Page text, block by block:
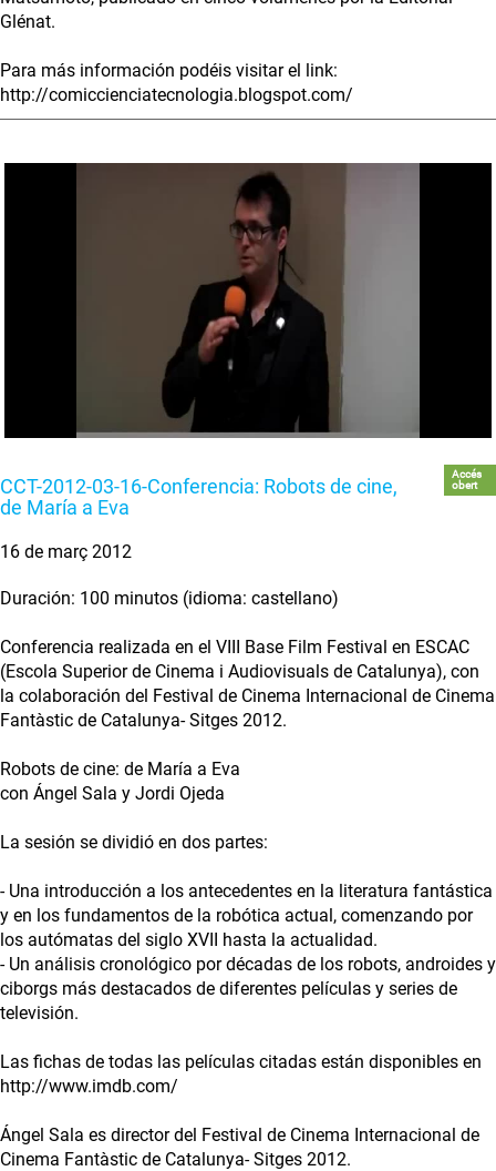
Glénat.
Para más información podéis visitar el link:
http://comiccienciatecnologia.blogspot.com/
CCT-2012-03-16-Conferencia: Robots de cine,
de María a Eva
Accés
obert
16 de març 2012
Duración: 100 minutos (idioma: castellano)
Conferencia realizada en el VIII Base Film Festival en ESCAC
(Escola Superior de Cinema i Audiovisuals de Catalunya), con
la colaboración del Festival de Cinema Internacional de Cinema
Fantàstic de Catalunya- Sitges 2012.
Robots de cine: de María a Eva
con Ángel Sala y Jordi Ojeda
La sesión se dividió en dos partes:
- Una introducción a los antecedentes en la literatura fantástica
y en los fundamentos de la robótica actual, comenzando por
los autómatas del siglo XVII hasta la actualidad.
- Un análisis cronológico por décadas de los robots, androides y
ciborgs más destacados de diferentes películas y series de
televisión.
Las fichas de todas las películas citadas están disponibles en
http://www.imdb.com/
Ángel Sala es director del Festival de Cinema Internacional de
Cinema Fantàstic de Catalunya- Sitges 2012.